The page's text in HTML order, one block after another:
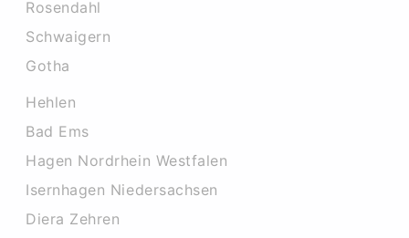
Rosendahl
Schwaigern
Gotha
Hehlen
Bad Ems
Hagen Nordrhein Westfalen
Isernhagen Niedersachsen
Diera Zehren